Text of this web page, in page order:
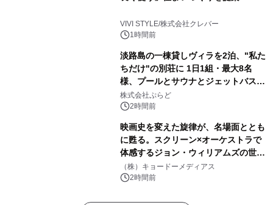
VIVI STYLE/株式会社クレバー
1時間前
淡路島の一棟貸しヴィラを2泊、"私た
ちだけ"の別荘に 1日1組・最大8名
様、プールとサウナとジェットバス付
きで Villa Mon Temps AWAJIの連泊
素泊りプラン
株式会社ぷらど
2時間前
映画史を変えた旋律が、名場面ととも
に甦る。スクリーン×オーケストラで
体感するジョン・ウィリアムズの世
界。ジョン・ウィリアムズ：シネマ・
スペクタキュラー・コンサート 開催決
（株）キョードーメディアス
2時間前